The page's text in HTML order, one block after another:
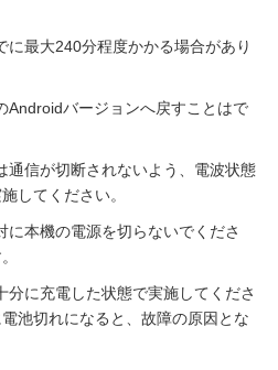
に最大240分程度かかる場合があり
Androidバージョンへ戻すことはで
通信が切断されないよう、電波状態
してください。
に本機の電源を切らないでくださ
分に充電した状態で実施してくださ
池切れになると、故障の原因とな